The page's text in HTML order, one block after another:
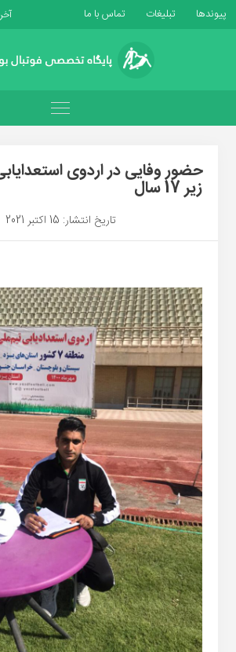
پیوندها تبلیغات تماس با ما
حضور وفایی در اردوی
زیر 17 سال
تاریخ انتشار: 15 اکتبر 2021